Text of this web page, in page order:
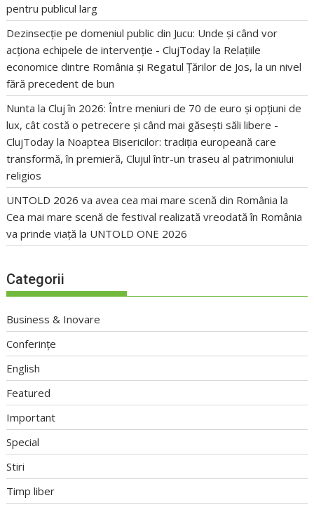
pentru publicul larg
Dezinsecție pe domeniul public din Jucu: Unde și când vor
acționa echipele de intervenție - ClujToday la Relațiile
economice dintre România și Regatul Țărilor de Jos, la un nivel
fără precedent de bun
Nunta la Cluj în 2026: Între meniuri de 70 de euro și opțiuni de
lux, cât costă o petrecere și când mai găsești săli libere -
ClujToday la Noaptea Bisericilor: tradiția europeană care
transformă, în premieră, Clujul într-un traseu al patrimoniului
religios
UNTOLD 2026 va avea cea mai mare scenă din România la
Cea mai mare scenă de festival realizată vreodată în România
va prinde viață la UNTOLD ONE 2026
Categorii
Business & Inovare
Conferințe
English
Featured
Important
Special
Stiri
Timp liber